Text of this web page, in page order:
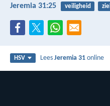
Jeremia 31:25 veiligheid ziel
HSV LeesJeremia 31 online